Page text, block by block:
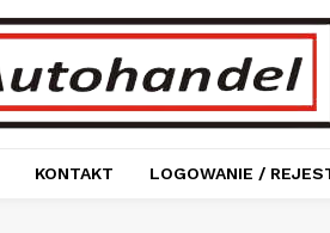
KONTAKT LOGOWANIE /